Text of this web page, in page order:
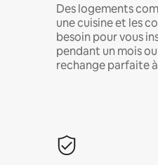
Des logements
une cuisine et les
besoin pour vous
pendant un mois
rechange parfaite